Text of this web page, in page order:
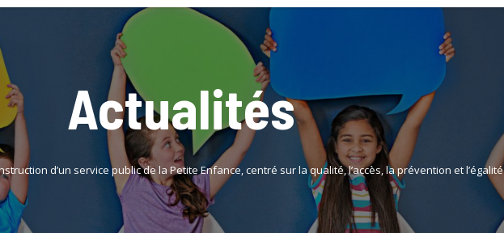
Actualités
d’un service public de la Petite Enfance, centré sur la qualité, l’accès, la prévention et l’égalité